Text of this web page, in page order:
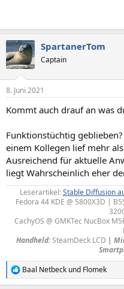
SpartanerTom
Captain
8. Juni 2021
Kommt auch drauf an was
Funktionstüchtig
einem Kollegen lief mehr
Ausreichend für aktuelle
liegt Wahrscheinlich eher
Leserartikel:Stable Diffusion
Fedora 44 KDE @ 5800X3D |
CachyOS @ GMKTec NucBox
Handheld: SteamDeck LCD |
R
e
Baal Netbeck und Flomek